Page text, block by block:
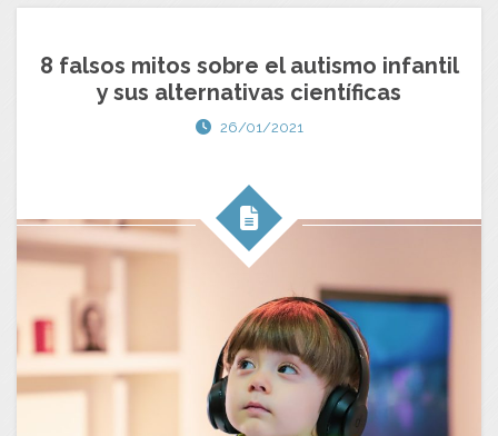
8 falsos mitos sobre el autismo infantil
y sus alternativas científicas
26/01/2021